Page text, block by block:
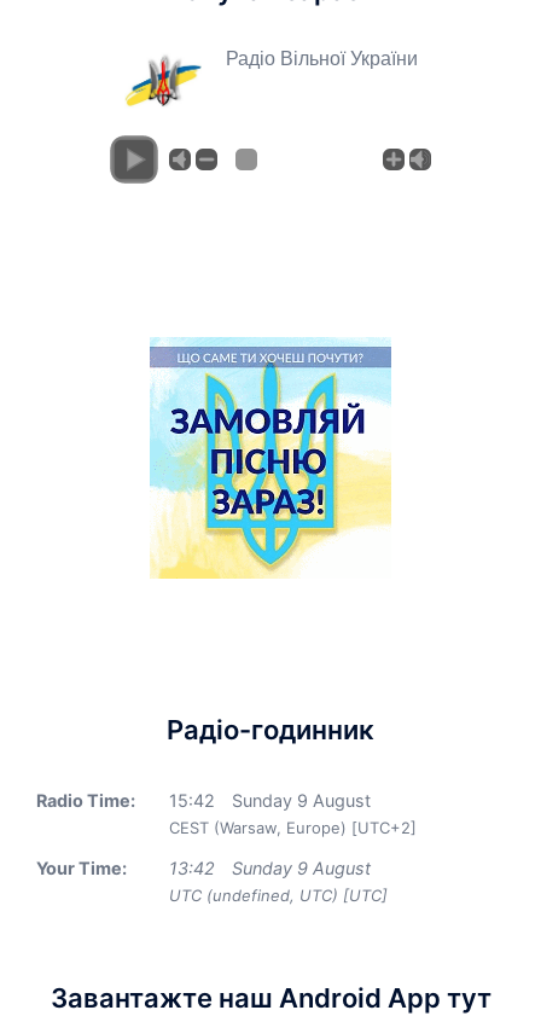
Радіо Вільної України
Радіо-годинник
Radio Time: 15:42 Sunday 9 August
CEST (Warsaw, Europe) [UTC+2]
Your Time: 13:42 Sunday 9 August
UTC (undefined, UTC) [UTC]
Завантажте наш Android App тут